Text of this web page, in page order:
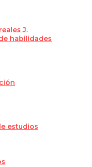
J.
habilidades
estudios